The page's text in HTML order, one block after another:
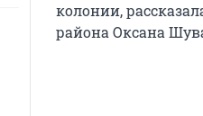
колонии,
района Оксана